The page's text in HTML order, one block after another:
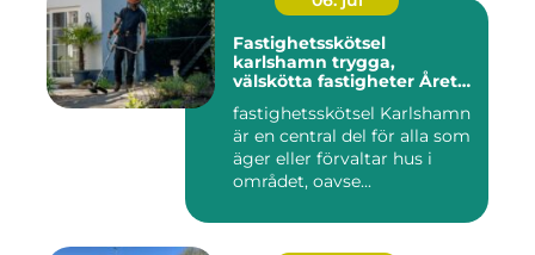
Fastighetsskötsel
karlshamn trygga,
välskötta fastigheter Året
fastighetsskötsel Karlshamn
är en central del för alla som
äger eller förvaltar hus i
området, oavse...